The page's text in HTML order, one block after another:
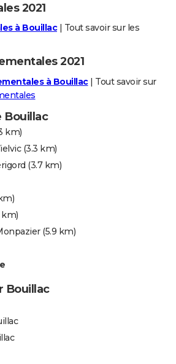
2021
à Bouillac| Tout savoir sur les
2021
à Bouillac| Tout savoir sur
Bouillac
km)
(3.3 km)
(3.7 km)
km)
(5.9 km)
Bouillac